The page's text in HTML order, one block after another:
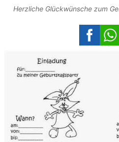
Herzliche Glückwünsche zum